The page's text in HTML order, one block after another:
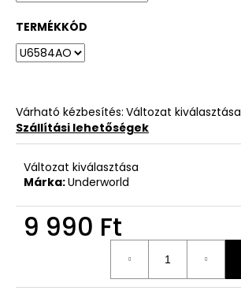
TERMÉKKÓD
Várható kézbesítés: Változat kiválasztása
Szállítási lehetőségek
Változat kiválasztása
Márka:Underworld
9 990 Ft